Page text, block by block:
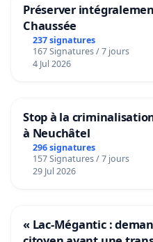
Préserver
Chaussée
237 signatures
167 Signatures / 7 jours
4 Jul 2026
Stop à la
à Neuchâtel
296 signatures
157 Signatures / 7 jours
29 Jul 2026
« Lac-Mégantic :